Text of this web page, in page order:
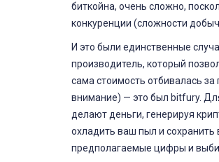
биткойна, очень сложно,
конкуренции (сложности
И это были единственные
производитель, который
сама стоимость отбивалась
внимание) — это был bitfury.
делают деньги, генерируя
охладить ваш пыл и
предполагаемые цифры и